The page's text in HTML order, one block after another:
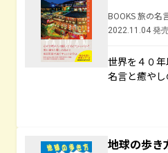
BOOKS 旅の名
2022.11.04 発
世界を４０
名言と癒や
地球の歩き